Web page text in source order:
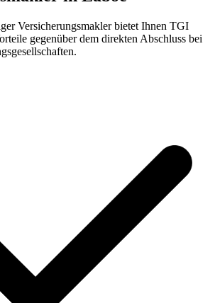
Versicherungsmakler bietet Ihnen TGI
gegenüber dem direkten Abschluss bei